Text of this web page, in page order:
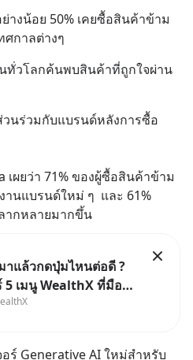
างน้อย 50% เคยซื้อสินค้าข้าม
กาลต่างๆ
ทั่วโลกค้นพบสินค้าที่ถูกใจผ่าน
นร่วมกับแบรนด์หลังการซื้อ
เผยว่า 71% ของผู้ซื้อสินค้าข้าม
านแบรนด์ใหม่ ๆ  และ 61%
ากหลายมากขึ้น
าแล้วกดปุ่มไหนต่อดี ?
5 เมนู WealthX ที่มือ
สำหรับใครที่เพิ่งโหลด
อร์ Generative AI ใหม่สำหรับ